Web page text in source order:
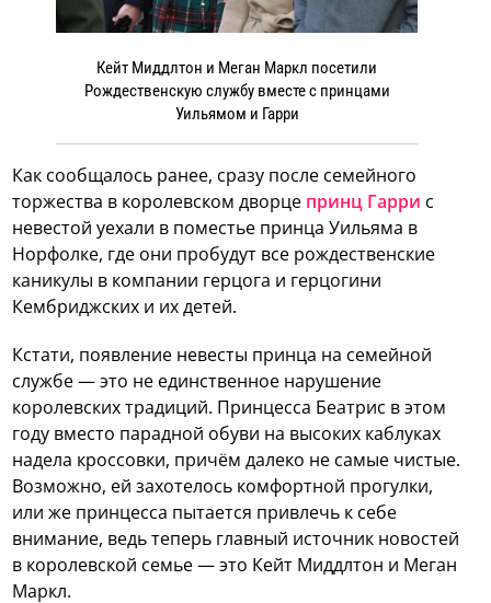
Кейт Миддлтон и Меган Маркл посетили
Рождественскую службу вместе с принцами
Уильямом и Гарри
Как сообщалось ранее, сразу после семейного
торжества в королевском дворце принц Гарри с
невестой уехали в поместье принца Уильяма в
Норфолке, где они пробудут все рождественские
каникулы в компании герцога и герцогини
Кембриджских и их детей.
Кстати, появление невесты принца на семейной
службе — это не единственное нарушение
королевских традиций. Принцесса Беатрис в этом
году вместо парадной обуви на высоких каблуках
надела кроссовки, причём далеко не самые чистые.
Возможно, ей захотелось комфортной прогулки,
или же принцесса пытается привлечь к себе
внимание, ведь теперь главный источник новостей
в королевской семье — это Кейт Миддлтон и Меган
Маркл.